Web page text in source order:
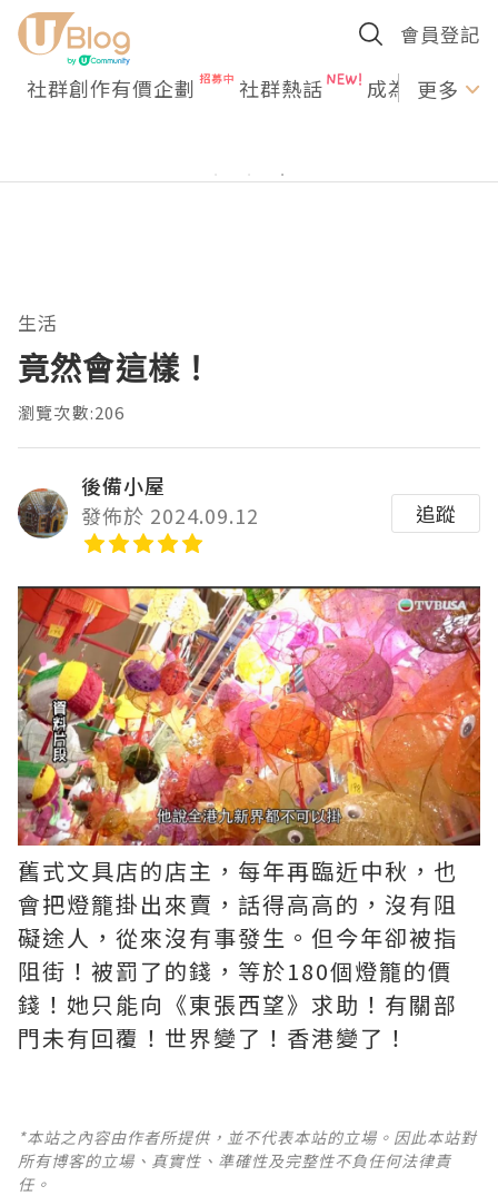
會員登記
社群創作有價企劃 社群熱話 成為U更多
生活
竟然會這樣！
瀏覽次數:206
後備小屋
發佈於 2024.09.12
追蹤
舊式文具店的店主，每年再臨近中秋，也
會把燈籠掛出來賣，話得高高的，沒有阻
礙途人，從來沒有事發生。但今年卻被指
阻街！被罰了的錢，等於180個燈籠的價
錢！她只能向《東張西望》求助！有關部
門未有回覆！世界變了！香港變了！
*本站之內容由作者所提供，並不代表本站的立場。因此本站對
所有博客的立場、真實性、準確性及完整性不負任何法律責
任。